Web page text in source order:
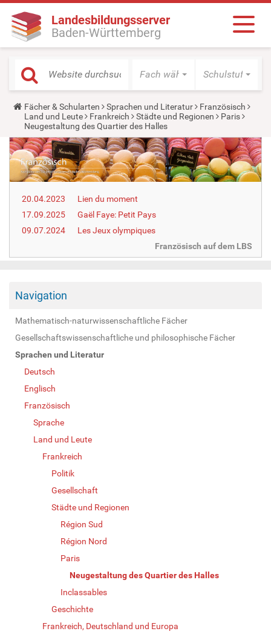
Landesbildungsserver
Baden-Württemberg
Fach wählen Schulstufe
Y
o
u
a
r
e
h
e
r
:
Fächer & Schularten Sprachen und Literatur
Französisch
Land und Leute
Frankreich Städte und Regionen
Paris
Neugestaltung des Quartier des Halles
20.04.2023
Lien du moment
17.09.2025
Gaël Faye: Petit Pays
09.07.2024
Les Jeux olympiques
Französisch auf dem LBS
Navigation
Mathematisch-naturwissenschaftliche Fächer
Gesellschaftswissenschaftliche und philosophische Fächer
Sprachen und Literatur
Deutsch
Englisch
Französisch
Sprache
Land und Leute
Frankreich
Politik
Gesellschaft
Städte und Regionen
Région Sud
Région Nord
Paris
Neugestaltung des Quartier des Halles
Inclassables
Geschichte
Frankreich, Deutschland und Europa